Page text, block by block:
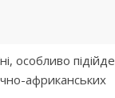
особливо підійде
африканських